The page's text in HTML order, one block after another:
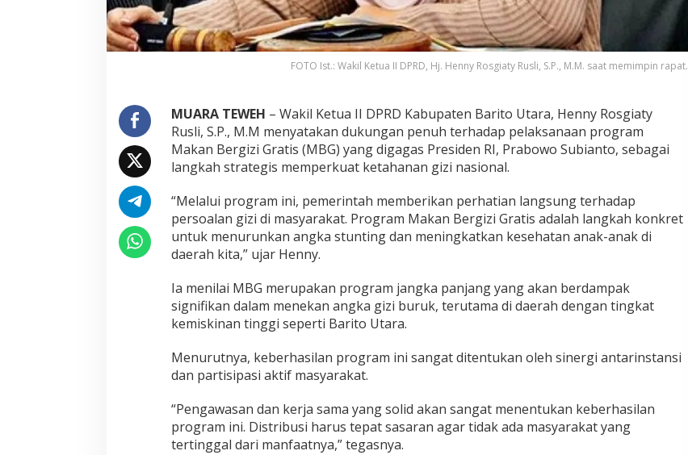
FOTO Ist.: Wakil Ketua II DPRD, Hj. Henny Rosgiaty Rusli, S.P., M.M. saat memimpin rapat.
MUARA TEWEH – Wakil Ketua II DPRD Kabupaten Barito Utara, Henny Rosgiaty
Rusli, S.P., M.M menyatakan dukungan penuh terhadap pelaksanaan program
Makan Bergizi Gratis (MBG) yang digagas Presiden RI, Prabowo Subianto, sebagai
langkah strategis memperkuat ketahanan gizi nasional.
“Melalui program ini, pemerintah memberikan perhatian langsung terhadap
persoalan gizi di masyarakat. Program Makan Bergizi Gratis adalah langkah konkret
untuk menurunkan angka stunting dan meningkatkan kesehatan anak-anak di
daerah kita,” ujar Henny.
Ia menilai MBG merupakan program jangka panjang yang akan berdampak
signifikan dalam menekan angka gizi buruk, terutama di daerah dengan tingkat
kemiskinan tinggi seperti Barito Utara.
Menurutnya, keberhasilan program ini sangat ditentukan oleh sinergi antarinstansi
dan partisipasi aktif masyarakat.
“Pengawasan dan kerja sama yang solid akan sangat menentukan keberhasilan
program ini. Distribusi harus tepat sasaran agar tidak ada masyarakat yang
tertinggal dari manfaatnya,” tegasnya.